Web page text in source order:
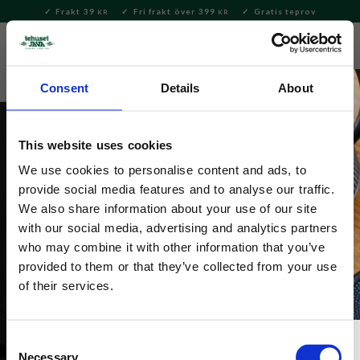
Consent Details About
This website uses cookies
We use cookies to personalise content and ads, to
provide social media features and to analyse our traffic.
We also share information about your use of our site
with our social media, advertising and analytics partners
who may combine it with other information that you’ve
provided to them or that they’ve collected from your use
of their services.
Necessary
Meny
Frakt 39 KR Fri frakt över 399 KR Gratis teprov
Lundablandning
Vår Lundablandning, skapad av Jannike Skeppstedt, är
inspirerad av Lunds blommiga parker och syrliga
humor. Finns som svart, grönt, vitt te och rooibos.